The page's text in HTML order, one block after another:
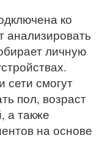
ко
анализировать
личную
сети смогут
пол, возраст
а также
на основе